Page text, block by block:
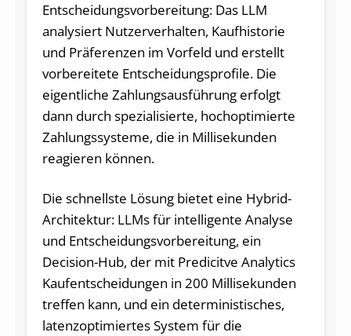
Entscheidungsvorbereitung: Das LLM
analysiert Nutzerverhalten, Kaufhistorie
und Präferenzen im Vorfeld und erstellt
vorbereitete Entscheidungsprofile. Die
eigentliche Zahlungsausführung erfolgt
dann durch spezialisierte, hochoptimierte
Zahlungssysteme, die in Millisekunden
reagieren können.
Die schnellste Lösung bietet eine Hybrid-
Architektur: LLMs für intelligente Analyse
und Entscheidungsvorbereitung, ein
Decision-Hub, der mit Predicitve Analytics
Kaufentscheidungen in 200 Millisekunden
treffen kann, und ein deterministisches,
latenzoptimiertes System für die